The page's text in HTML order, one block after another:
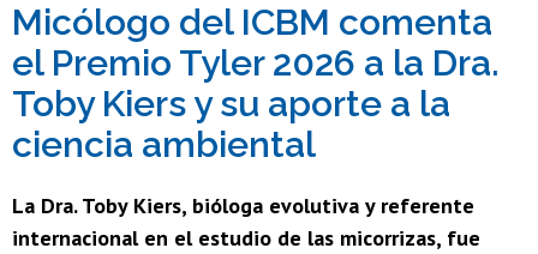
Académicas/os
Funcionarias/os
Egresadas/os
Micólogo del ICBM comenta
el Premio Tyler 2026 a la Dra.
Toby Kiers y su aporte a la
ciencia ambiental
La Dra. Toby Kiers, bióloga evolutiva y referente
internacional en el estudio de las micorrizas, fue